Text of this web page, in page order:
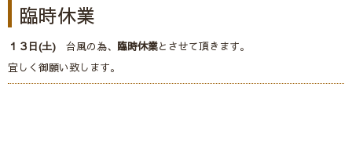
臨時休業
１３日(土) 台風の為、 臨時休業とさせて頂きます。
宜しく御願い致します。